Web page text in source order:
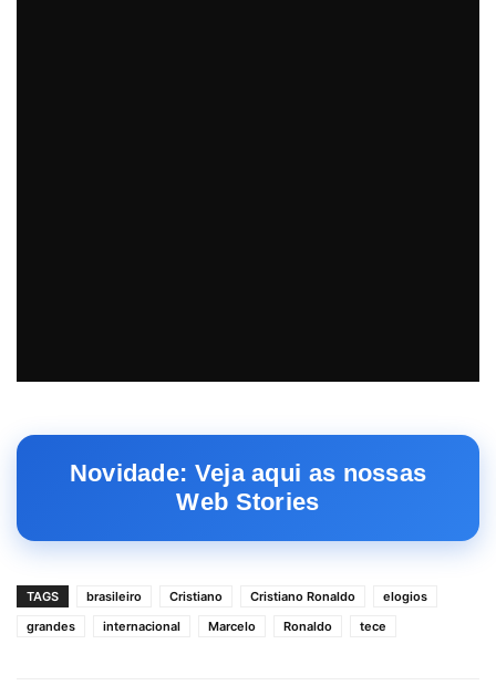
Novidade: Veja aqui as nossas
Web Stories
TAGS brasileiro Cristiano Cristiano Ronaldo
elogios
grandes
internacional Marcelo Ronaldo tece